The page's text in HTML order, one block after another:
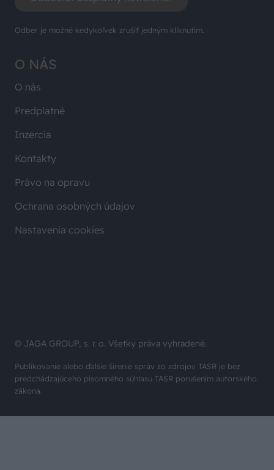
predchádzajúceho písomného súhlasu TASR porušením autorského
zákona.
O NÁS